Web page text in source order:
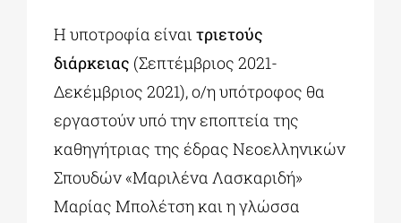
Η υποτροφία είναι τριετούς
διάρκειας (Σεπτέμβριος 2021-
Δεκέμβριος 2021), ο/η υπότροφος θα
εργαστούν υπό την εποπτεία της
καθηγήτριας της έδρας Νεοελληνικών
Σπουδών «Μαριλένα Λασκαριδή»
Μαρίας Μπολέτση και η γλώσσα